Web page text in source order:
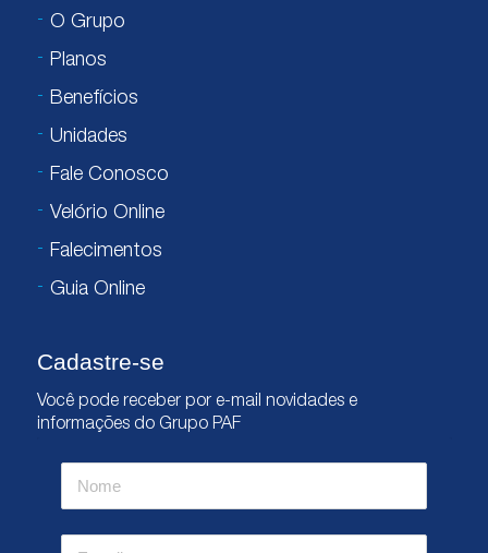
O Grupo
Planos
Benefícios
Unidades
Fale Conosco
Velório Online
Falecimentos
Guia Online
Cadastre-se
Você pode receber por e-mail novidades e
informações do Grupo PAF